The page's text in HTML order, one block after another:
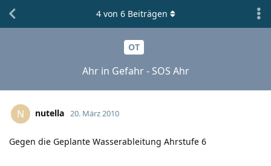
OT
Ahr in Gefahr - SOS Ahr
4von 6Beiträgen
N nutella 20. März 2010
Gegen die Geplante Wasserableitung Ahrstufe 6